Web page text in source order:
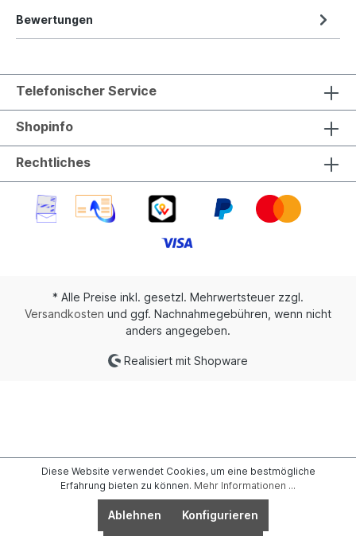
Bewertungen
Telefonischer Service
Shopinfo
Rechtliches
* Alle Preise inkl. gesetzl. Mehrwertsteuer zzgl.
Versandkosten und ggf. Nachnahmegebühren, wenn nicht
anders angegeben.
Realisiert mit Shopware
Diese Website verwendet Cookies, um eine bestmögliche
Erfahrung bieten zu können. Mehr Informationen ...
Ablehnen Konfigurieren